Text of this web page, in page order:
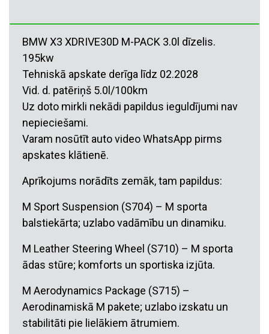
BMW X3 XDRIVE30D M-PACK 3.0l dīzelis.
195kw
Tehniskā apskate derīga līdz 02.2028
Vid. d. patēriņš 5.0l/100km
Uz doto mirkli nekādi papildus ieguldījumi nav
nepieciešami.
Varam nosūtīt auto video WhatsApp pirms
apskates klātienē.
Aprīkojums norādīts zemāk, tam papildus:
M Sport Suspension (S704) – M sporta
balstiekārta; uzlabo vadāmību un dinamiku.
M Leather Steering Wheel (S710) – M sporta
ādas stūre; komforts un sportiska izjūta.
M Aerodynamics Package (S715) –
Aerodinamiskā M pakete; uzlabo izskatu un
stabilitāti pie lielākiem ātrumiem.